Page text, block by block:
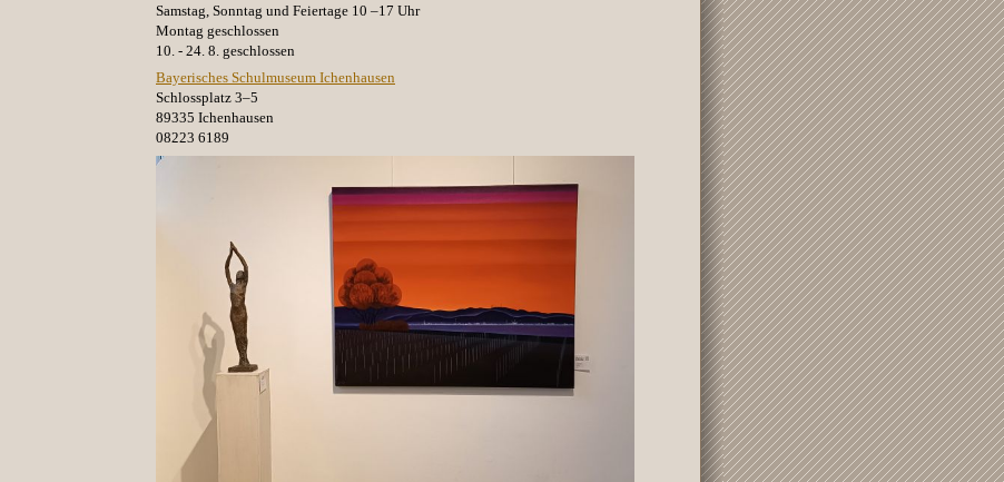
Samstag, Sonntag und Feiertage 10 –17 Uhr
Montag geschlossen
10. - 24. 8. geschlossen
Bayerisches Schulmuseum Ichenhausen
Schlossplatz 3–5
89335 Ichenhausen
08223 6189